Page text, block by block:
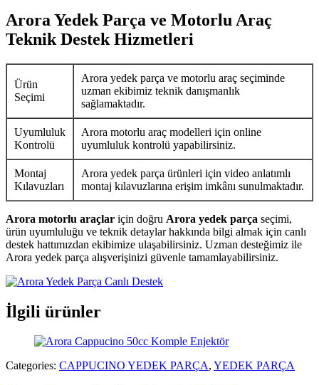
Arora Yedek Parça ve Motorlu Araç
Teknik Destek Hizmetleri
Ürün
Seçimi
Arora yedek parça ve motorlu araç seçiminde
uzman ekibimiz teknik danışmanlık
sağlamaktadır.
Uyumluluk
Kontrolü
Arora motorlu araç modelleri için online
uyumluluk kontrolü yapabilirsiniz.
Montaj
Kılavuzları
Arora yedek parça ürünleri için video anlatımlı
montaj kılavuzlarına erişim imkânı sunulmaktadır.
Arora motorlu araçlar için doğru Arora yedek parça seçimi,
ürün uyumluluğu ve teknik detaylar hakkında bilgi almak için canlı
destek hattımızdan ekibimize ulaşabilirsiniz. Uzman desteğimiz ile
Arora yedek parça alışverişinizi güvenle tamamlayabilirsiniz.
İlgili ürünler
Categories: CAPPUCINO YEDEK PARÇA, YEDEK PARÇA